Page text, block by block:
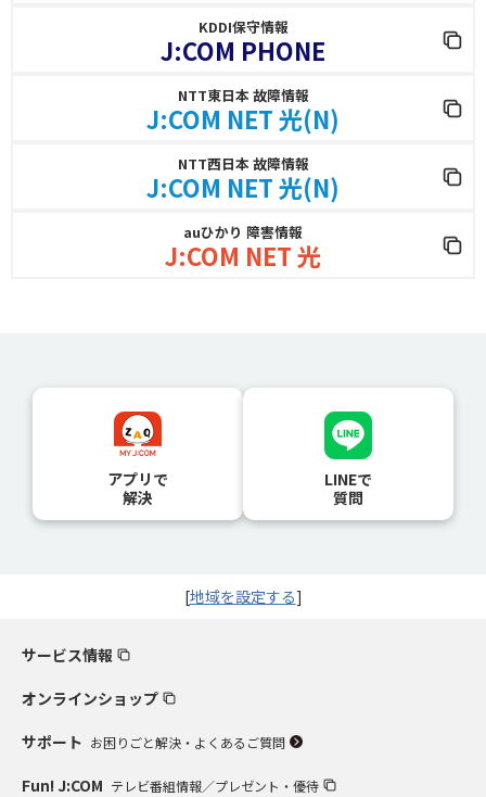
KDDI保守情報
J:COM PHONE
NTT東日本 故障情報
J:COM NET 光(N)
NTT西日本 故障情報
J:COM NET 光(N)
auひかり 障害情報
J:COM NET 光
アプリで
解決
LINEで
質問
[地域を設定する]
サービス情報
オンラインショップ
サポート お困りごと解決・よくあるご質問
Fun! J:COM テレビ番組情報／プレゼント・優待